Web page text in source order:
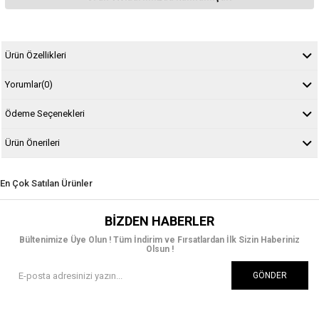
Ürün Özellikleri
Yorumlar(0)
Ödeme Seçenekleri
Ürün Önerileri
En Çok Satılan Ürünler
BIZDEN HABERLER
Bültenimize Üye Olun ! Tüm İndirim ve Fırsatlardan İlk Sizin Haberiniz
Olsun !
GÖNDER